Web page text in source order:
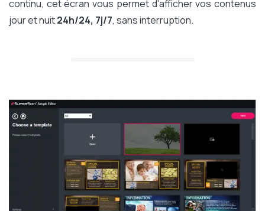
continu, cet écran vous permet d'afficher vos contenus
jour et nuit24h/24, 7j/7, sans interruption.